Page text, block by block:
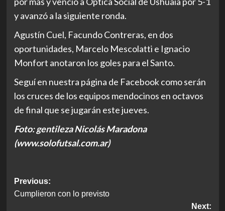
y avanzó a la siguiente ronda.
Agustín Cuel, Facundo Contreras, en dos
oportunidades, Marcelo Mescolatti e Ignacio
Monfort anotaron los goles para el Santo.
Seguí en nuestra página de Facebook como serán
los cruces de los equipos mendocinos en octavos
de final que se jugarán este jueves.
Foto: gentileza Nicolás Maradona
(www.solofutsal.com.ar)
Post
navigation
Previous:
Cumplieron con lo previsto
Next: